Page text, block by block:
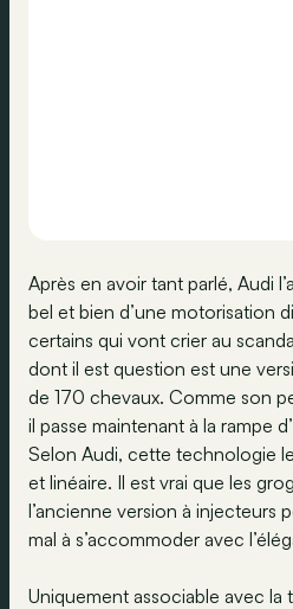
Après en avoir tant parlé, Audi
bel et bien d’une motorisation
certains qui vont crier au
dont il est question est une
de 170 chevaux. Comme son
il passe maintenant à la rampe
Selon Audi, cette technologie
et linéaire. Il est vrai que les
l’ancienne version à injecteurs
mal à s’accommoder avec
Uniquement associable avec la